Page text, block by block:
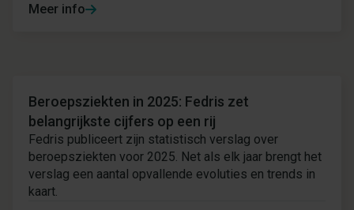
Meer info
Nieuws
Beroepsziekten in 2025: Fedris zet
belangrijkste cijfers op een rij
Fedris publiceert zijn statistisch verslag over
beroepsziekten voor 2025. Net als elk jaar brengt het
verslag een aantal opvallende evoluties en trends in
kaart.